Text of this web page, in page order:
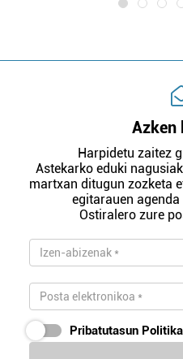
Azken
Harpidetu zaitez
Astekarko eduki
martxan ditugun zozketa
egitarauen
Ostiralero zure
Pribatutasun Politika